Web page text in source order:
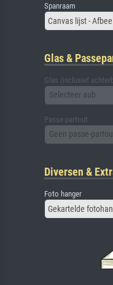
Spanraam
Glas &
Glas (inclusief
Selecteer aub
Passe-partout
Geen passe-
Diversen &
Foto hanger
Gekartelde